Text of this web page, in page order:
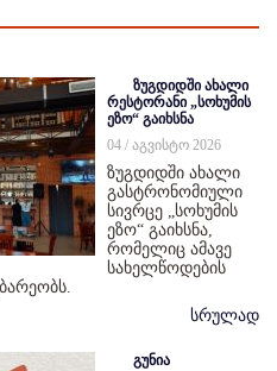
ზუგდიდში ახალი
რესტორანი „სოხუმის
ეზო“ გაიხსნა
04 / აგვისტო 2026
ზუგდიდში ახალი
გასტრონომიული
სივრცე „სოხუმის
ეზო“ გაიხსნა,
რომელიც ამავე
სახელწოდების
სრულად
გუნია